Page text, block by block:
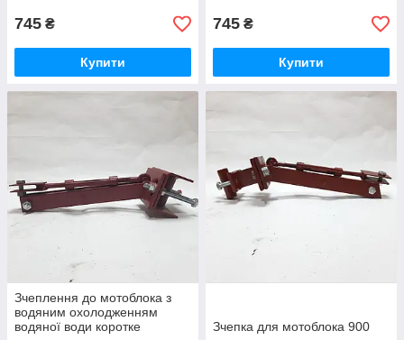
745 ₴
Купити
745 ₴
Купити
Зчеплення до мотоблока з
водяним охолодженням
водяної води коротке
Зчепка для мотоблока 900